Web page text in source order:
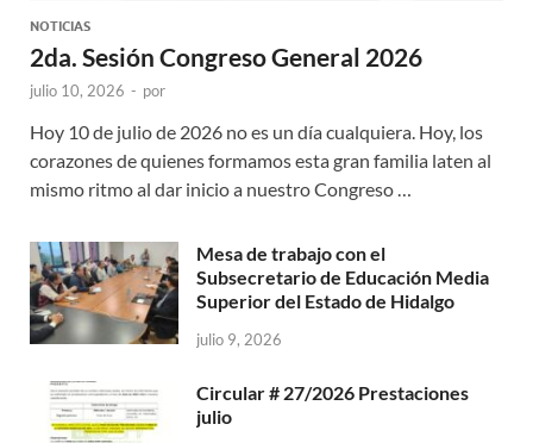
NOTICIAS
2da. Sesión Congreso General 2026
julio 10, 2026 - por
Hoy 10 de julio de 2026 no es un día cualquiera. Hoy, los
corazones de quienes formamos esta gran familia laten al
mismo ritmo al dar inicio a nuestro Congreso …
Mesa de trabajo con el
Subsecretario de Educación Media
Superior del Estado de Hidalgo
julio 9, 2026
Circular # 27/2026 Prestaciones
julio